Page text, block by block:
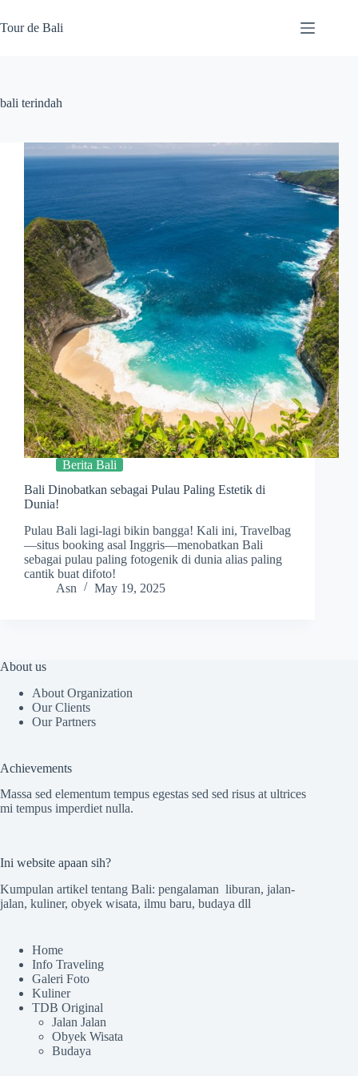
to
content
Tour de Bali
bali terindah
Berita Bali
Bali Dinobatkan sebagai Pulau Paling Estetik di
Dunia!
Pulau Bali lagi-lagi bikin bangga! Kali ini, Travelbag
—situs booking asal Inggris—menobatkan Bali
sebagai pulau paling fotogenik di dunia alias paling
cantik buat difoto!
Asn
May 19, 2025
About us
About Organization
Our Clients
Our Partners
Achievements
Massa sed elementum tempus egestas sed sed risus at ultrices
mi tempus imperdiet nulla.
Ini website apaan sih?
Kumpulan artikel tentang Bali: pengalaman liburan, jalan-
jalan, kuliner, obyek wisata, ilmu baru, budaya dll
Home
Info Traveling
Galeri Foto
Kuliner
TDB Original
Jalan Jalan
Obyek Wisata
Budaya